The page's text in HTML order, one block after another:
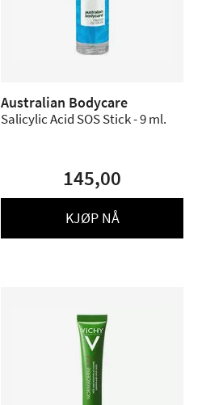
Australian Bodycare
Salicylic Acid SOS Stick - 9 ml.
145,00
KJØP NÅ